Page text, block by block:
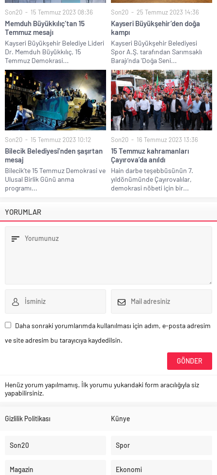
Son20 15 Temmuz 2023 08:36
Memduh Büyükkılıç’tan 15
Temmuz mesajı
Kayseri Büyükşehir Belediye Lideri
Dr. Memduh Büyükkılıç, 15
Temmuz Demokrasi...
Son20 25 Temmuz 2023 14:36
Kayseri Büyükşehir’den doğa
kampı
Kayseri Büyükşehir Belediyesi
Spor A.Ş. tarafından Sarımsaklı
Barajı’nda 'Doğa Seni...
Son20 15 Temmuz 2023 10:12
Bilecik Belediyesi’nden şaşırtan
mesaj
Bilecik’te 15 Temmuz Demokrasi ve
Ulusal Birlik Günü anma
programı...
Son20 16 Temmuz 2023 13:36
15 Temmuz kahramanları
Çayırova’da anıldı
Hain darbe teşebbüsünün 7.
yıldönümünde Çayırovalılar,
demokrasi nöbeti için bir...
YORUMLAR
Daha sonraki yorumlarımda kullanılması için adım, e-posta adresim
ve site adresim bu tarayıcıya kaydedilsin.
Henüz yorum yapılmamış. İlk yorumu yukarıdaki form aracılığıyla siz
yapabilirsiniz.
Gizlilik Politikası Künye
Son20 Spor
Magazin Ekonomi